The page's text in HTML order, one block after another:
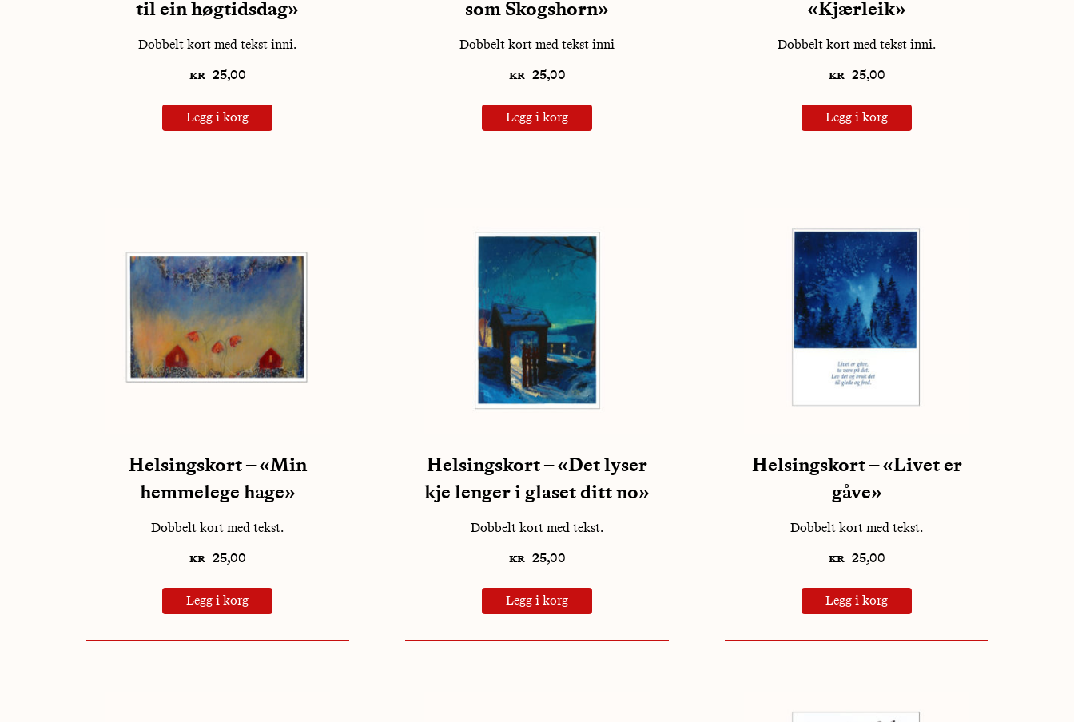
til ein høgtidsdag»
Dobbelt kort med tekst inni.
kr 25,00
Legg i korg
som Skogshorn»
Dobbelt kort med tekst inni
kr 25,00
Legg i korg
«Kjærleik»
Dobbelt kort med tekst inni.
kr 25,00
Legg i korg
Helsingskort – «Min
hemmelege hage»
Dobbelt kort med tekst.
kr 25,00
Legg i korg
Helsingskort – «Det lyser
kje lenger i glaset ditt no»
Dobbelt kort med tekst.
kr 25,00
Legg i korg
Helsingskort – «Livet er
gåve»
Dobbelt kort med tekst.
kr 25,00
Legg i korg